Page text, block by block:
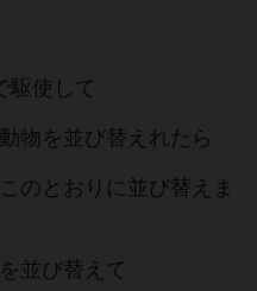
駆使して
物を並び替えれたら
のとおりに並び替えま
並び替えて